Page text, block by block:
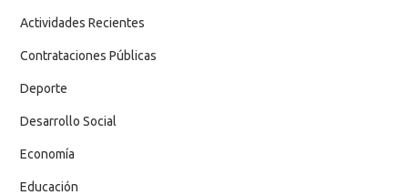
Actividades Recientes
Contrataciones Públicas
Deporte
Desarrollo Social
Economía
Educación